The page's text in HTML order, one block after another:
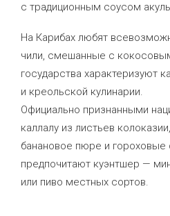
с традиционным соусом
На Карибах любят
чили, смешанные с
государства характеризуют
и креольской кулинарии.
Официально признанными
каллалу из листьев
банановое пюре и гороховые
предпочитают куэнтшер —
или пиво местных сортов.